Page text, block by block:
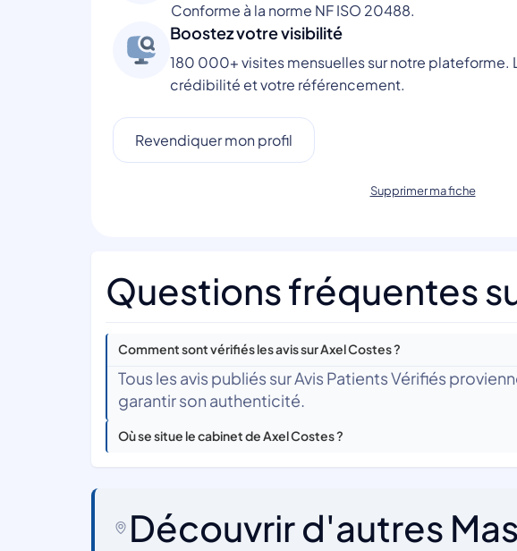
Conforme à la norme NF ISO 20488.
Boostez votre visibilité
180 000+ visites mensuelles sur notre plateforme.
crédibilité et votre référencement.
Revendiquer mon profil
Supprimer ma fiche
Questions fréquentes
Comment sont vérifiés les avis sur Axel Costes ?
Tous les avis publiés sur Avis Patients Vérifiés
garantir son authenticité.
Où se situe le cabinet de Axel Costes ?
Découvrir d'autres